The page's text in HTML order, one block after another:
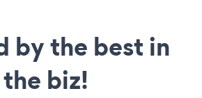
by the best in
the biz!